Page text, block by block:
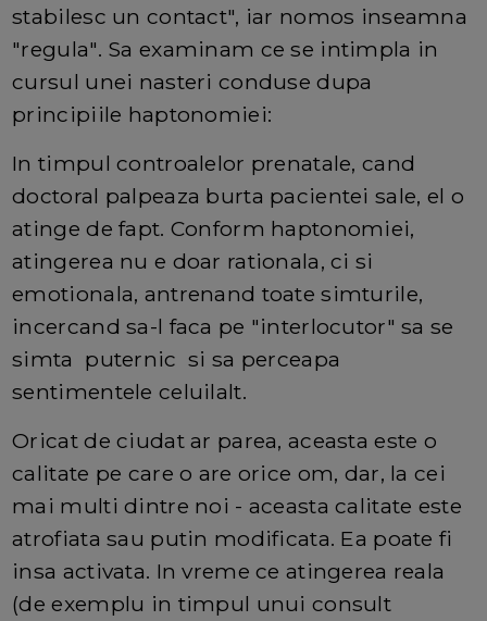
stabilesc un contact", iar nomos inseamna
"regula". Sa examinam ce se intimpla in
cursul unei nasteri conduse dupa
principiile haptonomiei:
In timpul controalelor prenatale, cand
doctoral palpeaza burta pacientei sale, el o
atinge de fapt. Conform haptonomiei,
atingerea nu e doar rationala, ci si
emotionala, antrenand toate simturile,
incercand sa-l faca pe "interlocutor" sa se
simta puternic si sa perceapa
sentimentele celuilalt.
Oricat de ciudat ar parea, aceasta este o
calitate pe care o are orice om, dar, la cei
mai multi dintre noi - aceasta calitate este
atrofiata sau putin modificata. Ea poate fi
insa activata. In vreme ce atingerea reala
(de exemplu in timpul unui consult